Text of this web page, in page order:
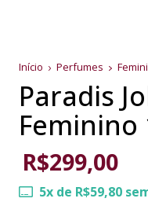
Início Perfumes
Paradis
Feminino
R$299,00
5x de R$59,80